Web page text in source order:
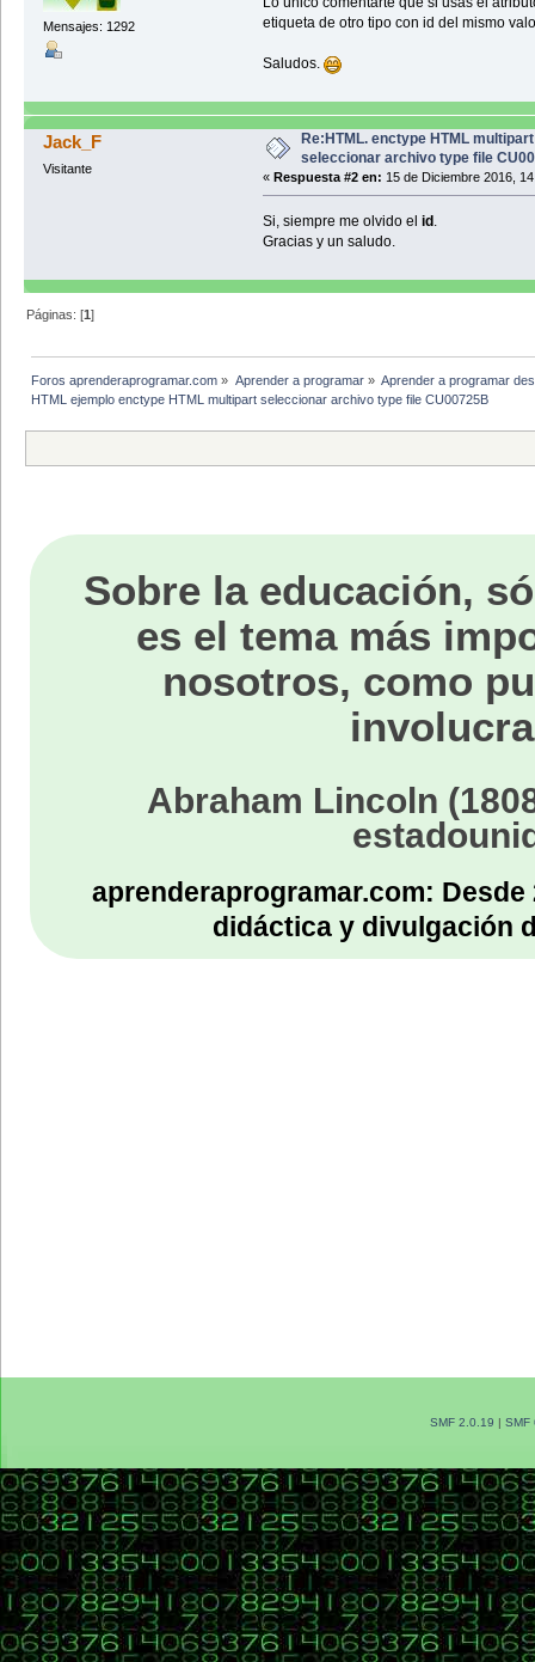
Mensajes: 1292
etiqueta de otro tipo con id del mismo
Saludos.
Jack_F
Visitante
Re:HTML. enctype HTML multipart
seleccionar archivo type file
« Respuesta #2 en: 15 de Diciembre 2016,
Si, siempre me olvido el id.
Gracias y un saludo.
Páginas: [1]
Foros aprenderaprogramar.com » Aprender a programar» Aprender a programar
HTML ejemplo enctype HTML multipart seleccionar archivo type file CU00725B
Sobre la educación,
es el tema más
nosotros, como
Abraham Lincoln
aprenderaprogramar.com:
didáctica y divulgación
SMF 2.0.19 | SMF